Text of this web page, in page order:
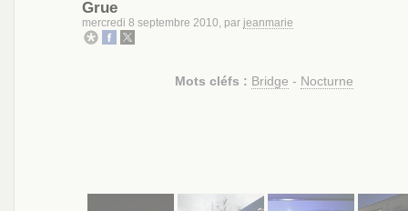
Grue
mercredi 8 septembre 2010, par jeanmarie
Mots cléfs : Bridge - Nocturne